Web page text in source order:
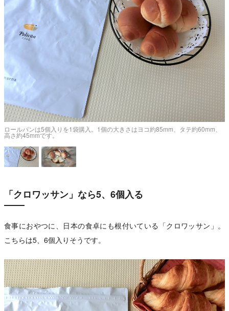
ロールパンは5個入りを1袋購入。1個の大きさはヨコ約85mm、タテ約60mm、
高さ約45mmです。
「クロワッサン」なら5、6個入る
食事におやつに、日本の食卓にも根付いている「クロワッサン」。
こちらは5、6個入りそうです。